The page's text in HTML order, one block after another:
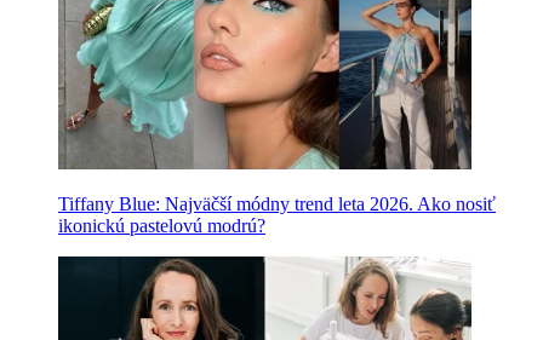
Tiffany Blue: Najväčší módny trend leta 2026. Ako nosiť
ikonickú pastelovú modrú?